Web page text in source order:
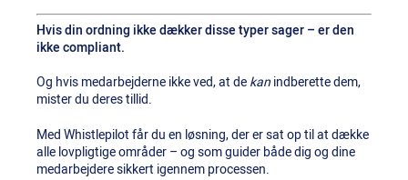
Hvis din ordning ikke dækker disse typer sager – er den
ikke compliant.
Og hvis medarbejderne ikke ved, at dekanindberette dem,
mister du deres tillid.
Med Whistlepilot får du en løsning, der er sat op til at dække
alle lovpligtige områder – og som guider både dig og dine
medarbejdere sikkert igennem processen.